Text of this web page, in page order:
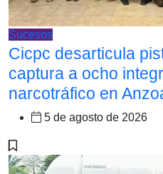
Sucesos
Cicpc desarticula
captura a ocho
narcotráfico en
5 de agosto de 2026